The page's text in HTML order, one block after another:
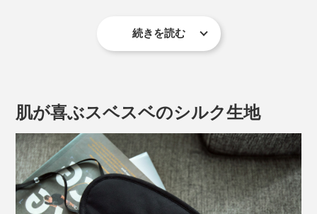
のシルク製がおすすめ。こちらは、MONOCO限定のオ
リジナルカラー、「ブラック」と「ベージュ」です。
続きを読む
肌が喜ぶスベスベのシルク生地